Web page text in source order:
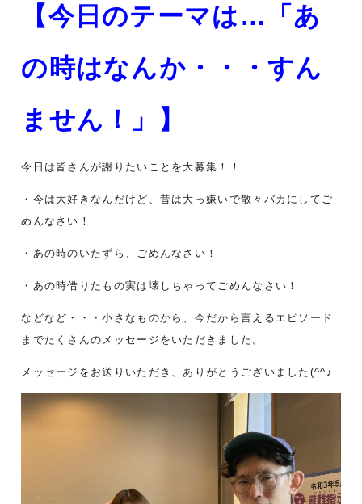
【今日のテーマは…「あ
の時はなんか・・・すん
ません！」】
今日は皆さんが謝りたいことを大募集！！
・今は大好きなんだけど、昔は大っ嫌いで散々バカにしてご
めんなさい！
・あの時のいたずら、ごめんなさい！
・あの時借りたもの実は壊しちゃってごめんなさい！
などなど・・・小さなものから、今だから言えるエピソード
までたくさんのメッセージをいただきました。
メッセージをお送りいただき、ありがとうございました(^^♪